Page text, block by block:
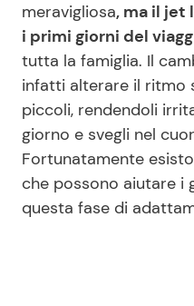
Mondo Mamma
News benessere
Salute
Viaggi e Turismo
meravigliosa, ma il jet
i primi giorni del
tutta la famiglia. Il
infatti alterare il ritmo
piccoli, rendendoli
giorno e svegli nel
Fortunatamente
che possono aiutare i
questa fase di